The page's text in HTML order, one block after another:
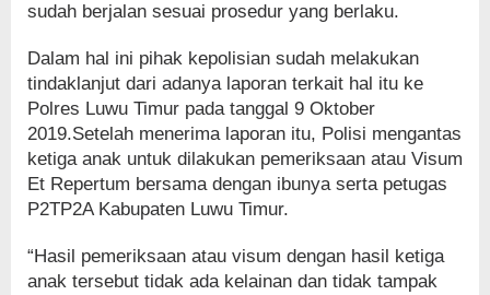
sudah berjalan sesuai prosedur yang berlaku.
Dalam hal ini pihak kepolisian sudah melakukan
tindaklanjut dari adanya laporan terkait hal itu ke
Polres Luwu Timur pada tanggal 9 Oktober
2019.Setelah menerima laporan itu, Polisi mengantas
ketiga anak untuk dilakukan pemeriksaan atau Visum
Et Repertum bersama dengan ibunya serta petugas
P2TP2A Kabupaten Luwu Timur.
“Hasil pemeriksaan atau visum dengan hasil ketiga
anak tersebut tidak ada kelainan dan tidak tampak